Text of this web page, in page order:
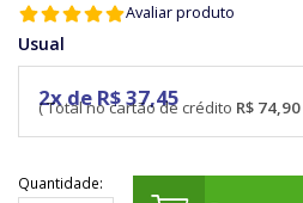
Avaliar produto
Usual
R$ 74,90
2x de R$ 37,45
Quantidade: